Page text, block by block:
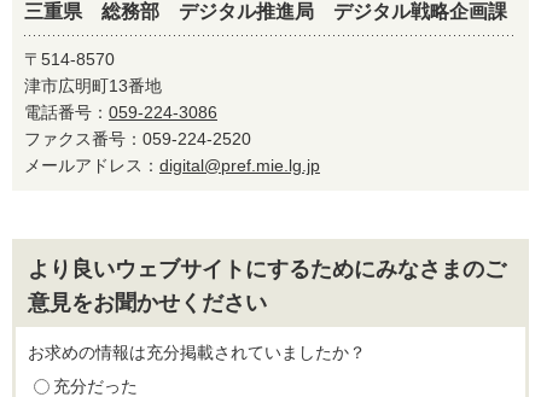
三重県 総務部 デジタル推進局 デジタル戦略企画課
〒514-8570
津市広明町13番地
電話番号： 059-224-3086
ファクス番号：059-224-2520
メールアドレス： digital@pref.mie.lg.jp
より良いウェブサイトにするためにみなさまのご
意見をお聞かせください
お求めの情報は充分掲載されていましたか？
充分だった